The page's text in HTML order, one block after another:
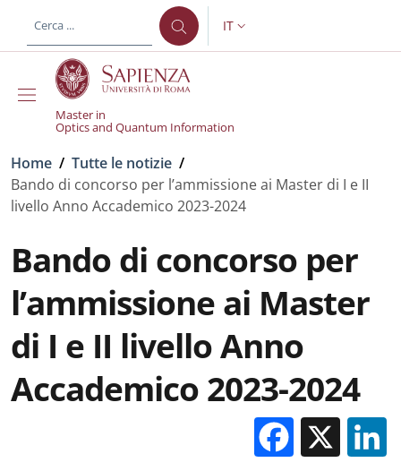
al contenuto principale
SELETTORE LINGUA:
IT
Master in
Optics and Quantum Information
Briciole di pane
Home / Tutte le notizie /
Bando di concorso per l’ammissione ai Master di I e II
livello Anno Accademico 2023-2024
Bando di concorso per
l’ammissione ai Master
di I e II livello Anno
Accademico 2023-2024
X